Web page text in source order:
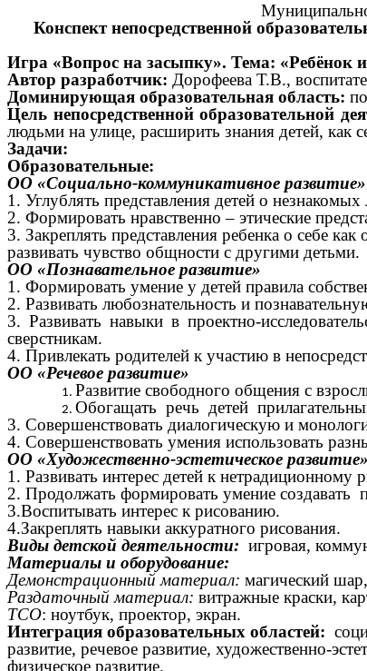
Конспект непосредственной
Игра «Вопрос на засыпку». Тема: «Ребёнок
Автор разработчик: Дорофеева Т.В.,
Доминирующая образовательная область:
Цель непосредственной образовательной
людьми на улице, расширить знания детей, как
Задачи:
Образовательные:
ОО «Социально-коммуникативное развитие»
1. Углублять представления детей о
2. Формировать нравственно – этические
3. Закреплять представления ребенка о себе как
развивать чувство общности с другими детьми.
ОО «Познавательное развитие»
1. Формировать умение у детей правила
2. Развивать любознательность и
3. Развивать навыки в проектно-
сверстникам.
4. Привлекать родителей к участию в
ОО «Речевое развитие»
Развитие свободного общения с
Обогащать речь детей
3. Совершенствовать диалогическую и
4. Совершенствовать умения использовать
ОО «Художественно-эстетическое развитие»
1. Развивать интерес детей к
2. Продолжать формировать умение создавать
3.Воспитывать интерес к рисованию.
4.Закреплять навыки аккуратного рисования.
Виды детской деятельности: игровая,
Материалы и оборудование:
Демонстрационный материал: магический
Раздаточный материал: витражные краски,
ТСО: ноутбук, проектор, экран.
Интеграция образовательных областей:
развитие, речевое развитие, художественно-
физическое развитие.